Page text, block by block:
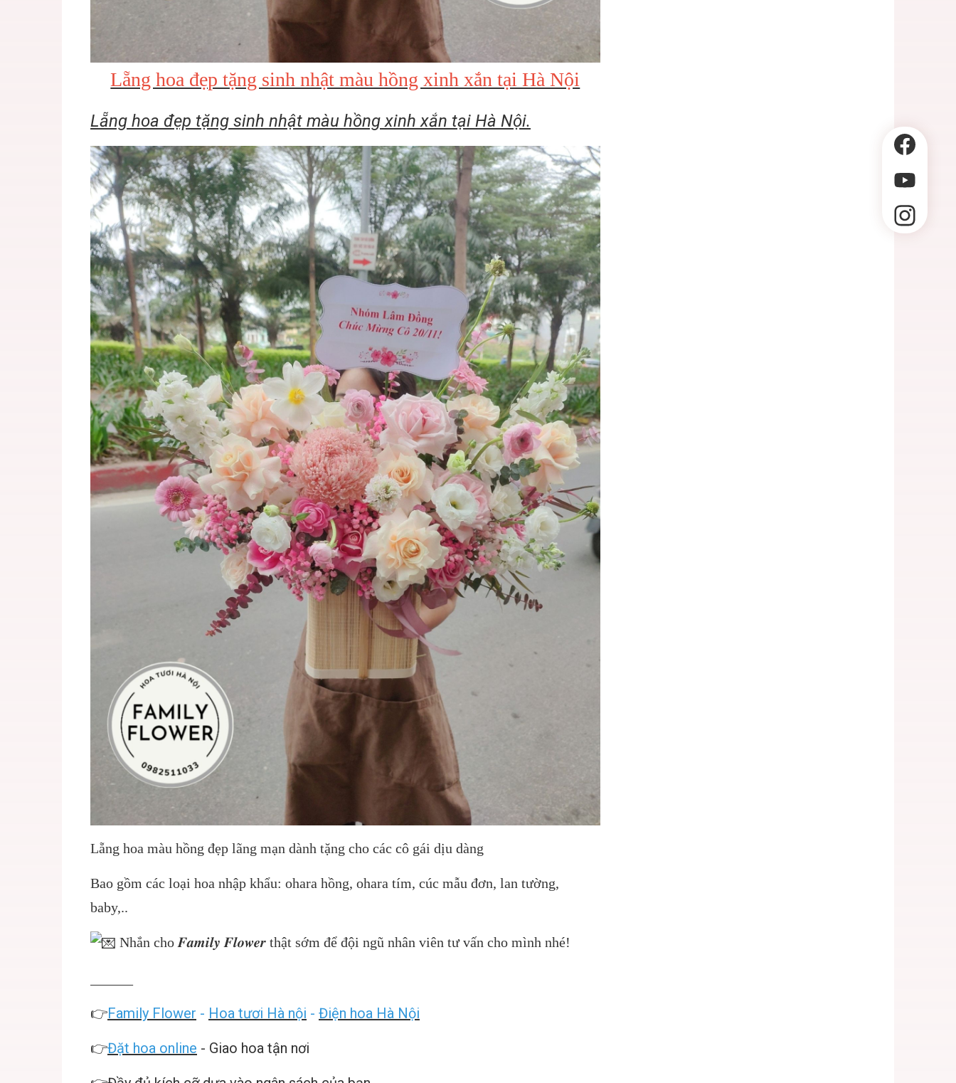
Lẵng hoa đẹp tặng sinh nhật màu hồng xinh xắn tại Hà Nội
Lẵng hoa đẹp tặng sinh nhật màu hồng xinh xắn tại Hà Nội.
Lẵng hoa màu hồng đẹp lãng mạn dành tặng cho các cô gái dịu dàng
Bao gồm các loại hoa nhập khẩu: ohara hồng, ohara tím, cúc mẫu đơn, lan tường,
baby,..
Nhắn cho 𝑭𝒂𝒎𝒊𝒍𝒚 𝑭𝒍𝒐𝒘𝒆𝒓 thật sớm để đội ngũ nhân viên tư vấn cho mình nhé!
👉Family Flower - Hoa tươi Hà nội - Điện hoa Hà Nội
👉Đặt hoa online - Giao hoa tận nơi